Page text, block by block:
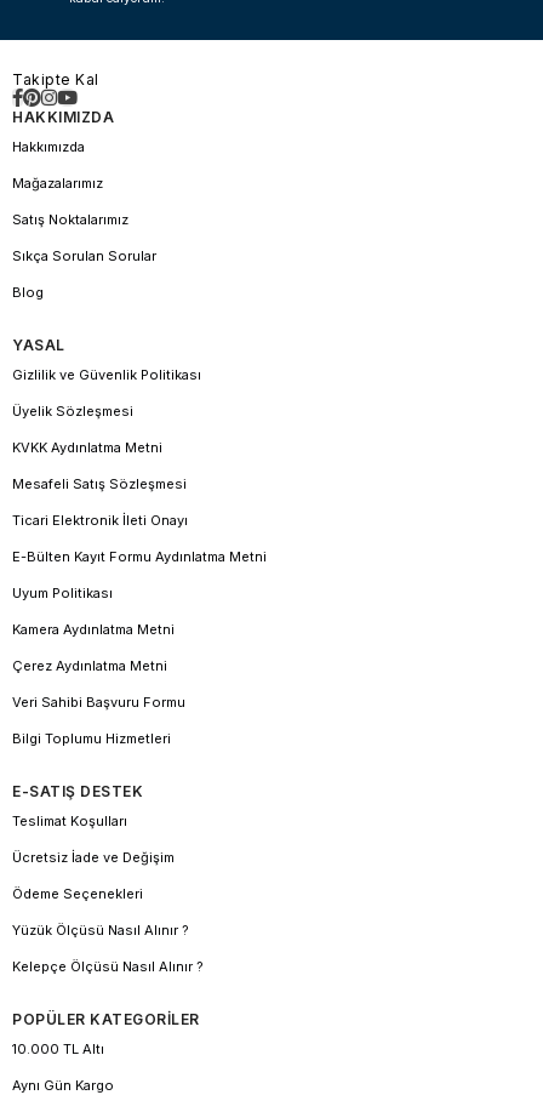
Takipte Kal
HAKKIMIZDA
Hakkımızda
Mağazalarımız
Satış Noktalarımız
Sıkça Sorulan Sorular
Blog
YASAL
Gizlilik ve Güvenlik Politikası
Üyelik Sözleşmesi
KVKK Aydınlatma Metni
Mesafeli Satış Sözleşmesi
Ticari Elektronik İleti Onayı
E-Bülten Kayıt Formu Aydınlatma Metni
Uyum Politikası
Kamera Aydınlatma Metni
Çerez Aydınlatma Metni
Veri Sahibi Başvuru Formu
Bilgi Toplumu Hizmetleri
E-SATIŞ DESTEK
Teslimat Koşulları
Ücretsiz İade ve Değişim
Ödeme Seçenekleri
Yüzük Ölçüsü Nasıl Alınır ?
Kelepçe Ölçüsü Nasıl Alınır ?
POPÜLER KATEGORİLER
10.000 TL Altı
Aynı Gün Kargo